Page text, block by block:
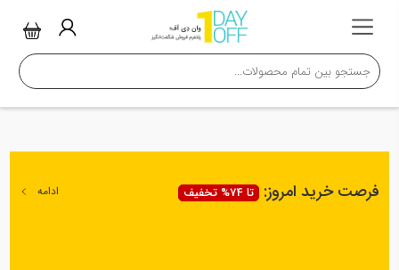
فرصت خرید امروز: تا 74% تخفیف ادامه